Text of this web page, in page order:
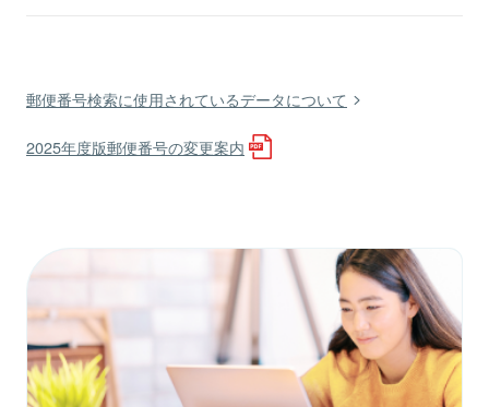
郵便番号検索に使用されているデータについて
2025年度版郵便番号の変更案内